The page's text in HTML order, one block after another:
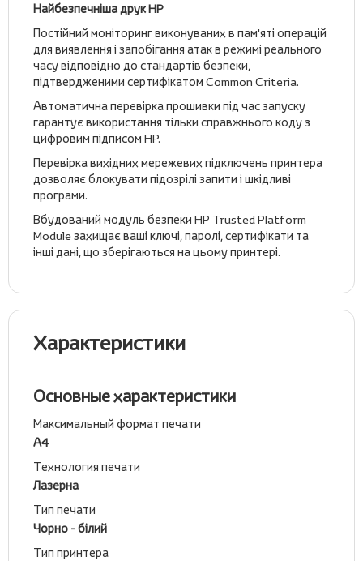
Найбезпечніша друк HP
Постійний моніторинг виконуваних в пам'яті операцій
для виявлення і запобігання атак в режимі реального
часу відповідно до стандартів безпеки,
підтвердженими сертифікатом Common Criteria.
Автоматична перевірка прошивки під час запуску
гарантує використання тільки справжнього коду з
цифровим підписом HP.
Перевірка вихідних мережевих підключень принтера
дозволяє блокувати підозрілі запити і шкідливі
програми.
Вбудований модуль безпеки HP Trusted Platform
Module захищає ваші ключі, паролі, сертифікати та
інші дані, що зберігаються на цьому принтері.
Характеристики
Основные характеристики
Максимальный формат печати
А4
Технология печати
Лазерна
Тип печати
Чорно - білий
Тип принтера